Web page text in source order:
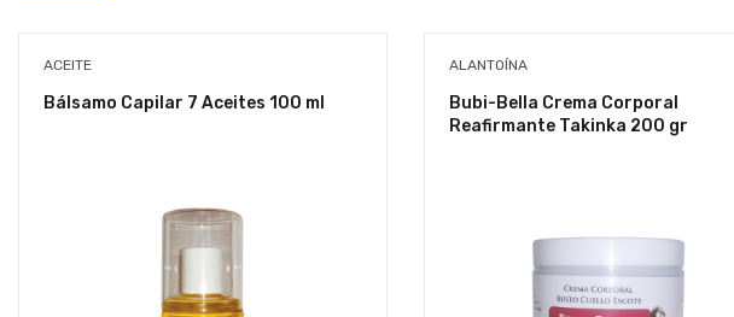
ACEITE
Bálsamo Capilar 7 Aceites 100 ml
ALANTOÍNA
Bubi-Bella Crema Corporal
Reafirmante Takinka 200 gr